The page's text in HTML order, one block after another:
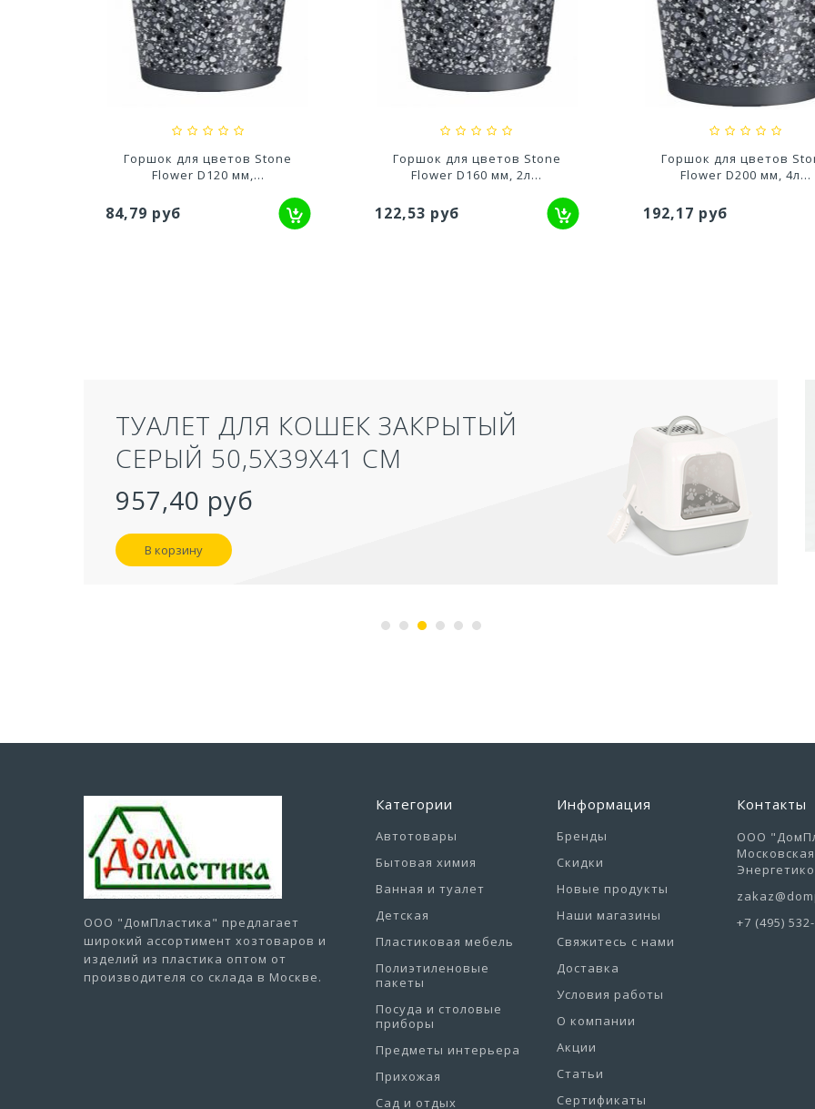
Кашпо Блюз (1,5л.) Цв. Пунш
(Арт. КШ-8632)
110,76 руб
Кашпо Модерн Максимум 15Л
(h 610) Цв....
2 557,07 руб
Кашпо Геометрия (0,8л.)
Лаванда (Арт....
119,28 руб
Горшок для цветов Stone
Flower D120 мм,...
84,79 руб
Горшок для цветов Stone
Flower D160 мм, 2л...
122,53 руб
Горшок для цветов
Flower D200 мм, 4л...
192,17 руб
ТУАЛЕТ ДЛЯ КОШЕК ЗАКРЫТЫЙ
СЕРЫЙ 50,5Х39Х41 СМ
957,40 руб
В корзину
ООО "ДомПластика" предлагает
широкий ассортимент хозтоваров и
изделий из пластика оптом от
производителя со склада в Москве.
Категории
Автотовары
Бытовая химия
Ванная и туалет
Детская
Пластиковая мебель
Полиэтиленовые
пакеты
Посуда и столовые
приборы
Предметы интерьера
Прихожая
Сад и отдых
Информация
Бренды
Скидки
Новые продукты
Наши магазины
Свяжитесь с нами
Доставка
Условия работы
О компании
Акции
Статьи
Сертификаты
Контакты
ООО
+7 (495)